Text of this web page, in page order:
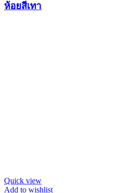
ห้อยสีเทา
Quick view
Add to wishlist